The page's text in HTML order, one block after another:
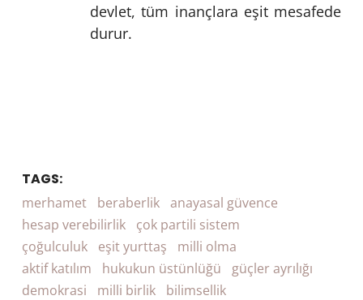
devlet, tüm inançlara eşit mesafede
durur.
TAGS:
merhamet beraberlik anayasal güvence
hesap verebilirlik
çok partili sistem
çoğulculuk
eşit yurttaş
milli olma
aktif katılım
hukukun üstünlüğü
güçler ayrılığı
demokrasi
milli birlik
bilimsellik